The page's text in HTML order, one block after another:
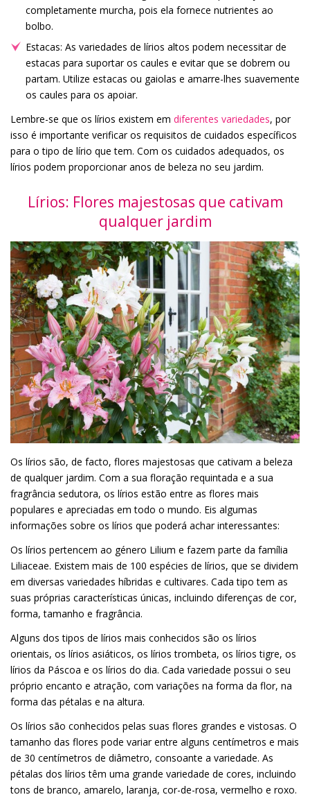
completamente murcha, pois ela fornece nutrientes ao
bolbo.
Estacas: As variedades de lírios altos podem necessitar de
estacas para suportar os caules e evitar que se dobrem ou
partam. Utilize estacas ou gaiolas e amarre-lhes suavemente
os caules para os apoiar.
Lembre-se que os lírios existem em diferentes variedades, por
isso é importante verificar os requisitos de cuidados específicos
para o tipo de lírio que tem. Com os cuidados adequados, os
lírios podem proporcionar anos de beleza no seu jardim.
Lírios: Flores majestosas que cativam
qualquer jardim
Os lírios são, de facto, flores majestosas que cativam a beleza
de qualquer jardim. Com a sua floração requintada e a sua
fragrância sedutora, os lírios estão entre as flores mais
populares e apreciadas em todo o mundo. Eis algumas
informações sobre os lírios que poderá achar interessantes:
Os lírios pertencem ao género Lilium e fazem parte da família
Liliaceae. Existem mais de 100 espécies de lírios, que se dividem
em diversas variedades híbridas e cultivares. Cada tipo tem as
suas próprias características únicas, incluindo diferenças de cor,
forma, tamanho e fragrância.
Alguns dos tipos de lírios mais conhecidos são os lírios
orientais, os lírios asiáticos, os lírios trombeta, os lírios tigre, os
lírios da Páscoa e os lírios do dia. Cada variedade possui o seu
próprio encanto e atração, com variações na forma da flor, na
forma das pétalas e na altura.
Os lírios são conhecidos pelas suas flores grandes e vistosas. O
tamanho das flores pode variar entre alguns centímetros e mais
de 30 centímetros de diâmetro, consoante a variedade. As
pétalas dos lírios têm uma grande variedade de cores, incluindo
tons de branco, amarelo, laranja, cor-de-rosa, vermelho e roxo.